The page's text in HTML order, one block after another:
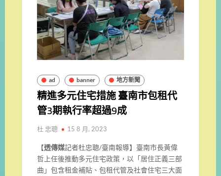
ad banner 地方新聞
精進多元住宅措施 臺南市包租代
管3期執行率超過9成
杜 忠聰 15 8 月, 2023
【透傳媒記者杜忠聰/臺南報導】臺南市長黃偉
哲上任後推動多元住宅政策，以「居住正義三部
曲」包含租金補貼、包租代管及社會住宅三大面